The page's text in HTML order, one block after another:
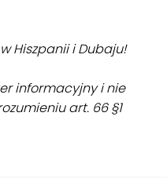
Hiszpanii i Dubaju!
informacyjny i nie
art. 66 §1